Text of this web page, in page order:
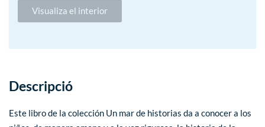
Visualiza el interior
Descripció
Este libro de la colección Un mar de historias da a conocer a los